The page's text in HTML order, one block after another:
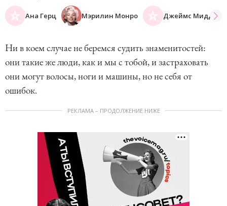
Ана Герц Мэрилин Монро Джеймс
Ни в коем случае не беремся судить знаменитостей:
они такие же люди, как и мы с тобой, и застраховать
они могут волосы, ноги и машины, но не себя от
ошибок.
РЕКЛАМА – ПРОДОЛЖЕНИЕ НИЖЕ